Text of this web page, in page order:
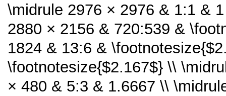
\midrule 2976 × 2976 & 1:1 &
2880 × 2156 & 720:539 &
1824 & 13:6 &
\footnotesize{$2.167$} \\
× 480 & 5:3 & 1.6667 \\